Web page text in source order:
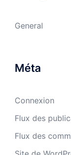
General
Méta
Connexion
Flux des
Flux des